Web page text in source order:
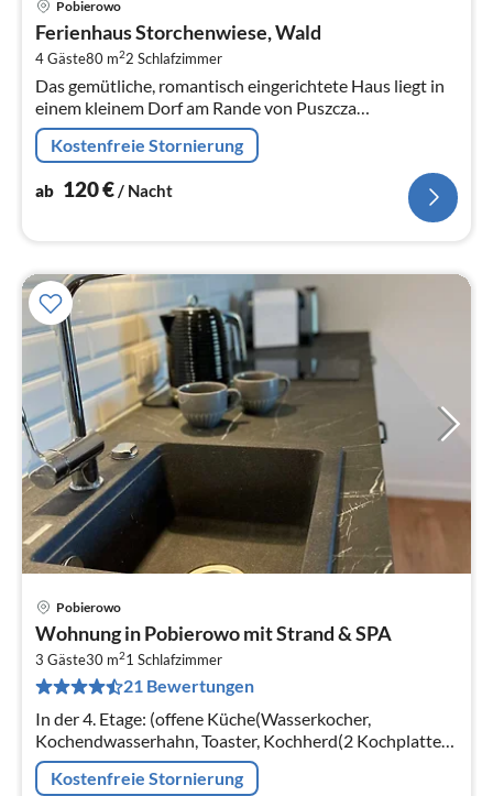
Pobierowo
Ferienhaus Storchenwiese, Wald
4 Gäste80 m22 Schlafzimmer
Das gemütliche, romantisch eingerichtete Haus liegt in
einem kleinem Dorf am Rande von Puszcza
Niczonowska, ( früher Nitznower Heide, ein
naturbelassener Wald)
Kostenfreie Stornierung
ab 120€ / Nacht
Pobierowo
Wohnung in Pobierowo mit Strand & SPA
3 Gäste30 m21 Schlafzimmer
21 Bewertungen
In der 4. Etage: (offene Küche(Wasserkocher,
Kochendwasserhahn, Toaster, Kochherd(2 Kochplatten,
elektrisch), Espressomaschine, Spülmaschine,
Kühl-/Gefrierkombination)
Kostenfreie Stornierung